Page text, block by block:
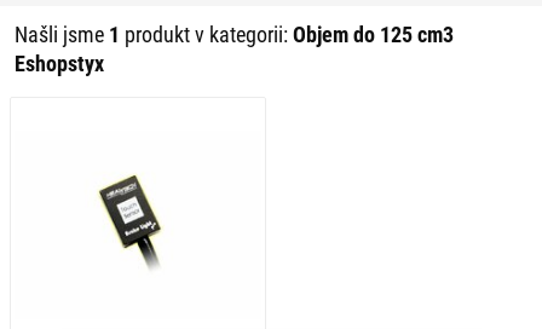
Našli jsme 1 produkt v kategorii:Objem do 125 cm3
Eshopstyx